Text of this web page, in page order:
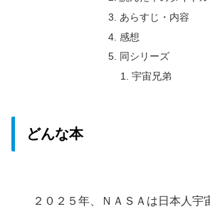
あらすじ・内容
感想
同シリーズ
宇宙兄弟
どんな本
２０２５年、ＮＡＳＡは日本人宇